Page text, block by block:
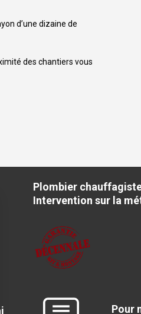
d’une dizaine de
des chantiers vous
Plombier
Intervention sur la
Pour